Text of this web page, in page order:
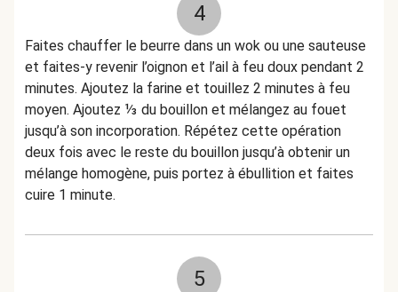
4
Faites chauffer le beurre dans un wok ou une sauteuse
et faites-y revenir l’oignon et l’ail à feu doux pendant 2
minutes. Ajoutez la farine et touillez 2 minutes à feu
moyen. Ajoutez ⅓ du bouillon et mélangez au fouet
jusqu’à son incorporation. Répétez cette opération
deux fois avec le reste du bouillon jusqu’à obtenir un
mélange homogène, puis portez à ébullition et faites
cuire 1 minute.
5